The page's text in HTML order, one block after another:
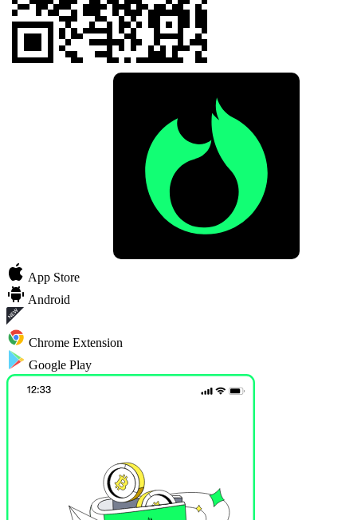
App Store
Android
Chrome Extension
Google Play